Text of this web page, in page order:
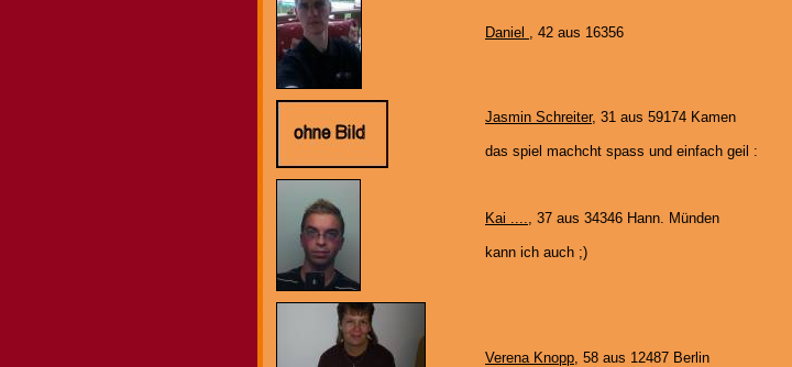
Daniel , 42 aus 16356
Jasmin Schreiter, 31 aus 59174 Kamen
das spiel machcht spass und einfach geil :
Kai ...., 37 aus 34346 Hann. Münden
kann ich auch ;)
Verena Knopp, 58 aus 12487 Berlin